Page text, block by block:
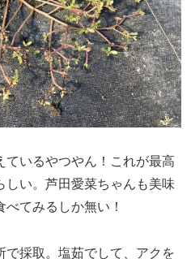
ているやつやん！これが最高
しい。芦田愛菜ちゃんも美味
てみるしか無い！
で採取。塩茹でして、アクを